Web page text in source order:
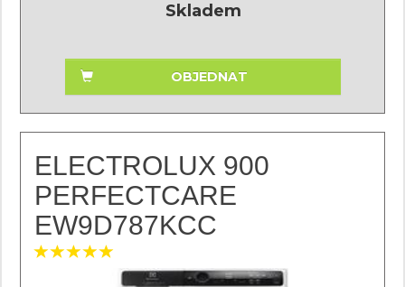
Skladem
OBJEDNAT
ELECTROLUX 900
PERFECTCARE
EW9D787KCC